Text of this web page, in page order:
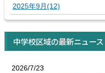
2025年9月(12)
中学校区域の最新ニュース
2026/7/23